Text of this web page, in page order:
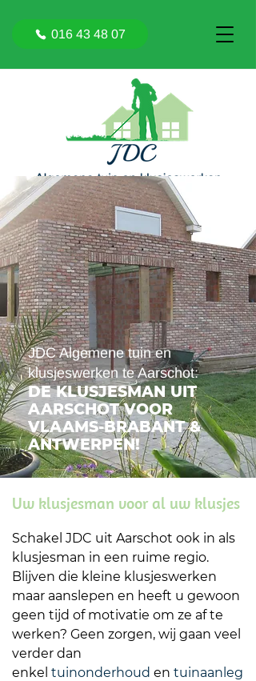
016 43 48 07
JDC Algemene tuin en
klusjeswerken te Aarschot:
DE KLUSJESMAN UIT
AARSCHOT VOOR
VLAAMS-BRABANT &
ANTWERPEN!
Uw klusjesman voor al uw klusjes
Schakel JDC uit Aarschot ook in als
klusjesman in een ruime regio.
Blijven die kleine klusjeswerken
maar aanslepen en heeft u gewoon
geen tijd of motivatie om ze af te
werken? Geen zorgen, wij gaan veel
verder dan
enkel tuinonderhoud en tuinaanleg